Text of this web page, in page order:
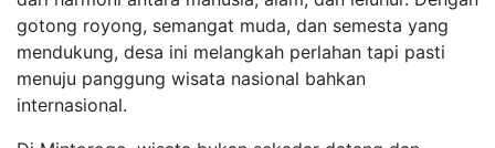
gotong royong, semangat muda, dan semesta yang
mendukung, desa ini melangkah perlahan tapi pasti
menuju panggung wisata nasional bahkan
internasional.